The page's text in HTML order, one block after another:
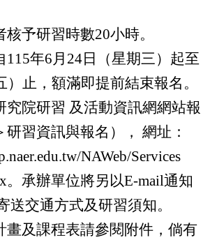
核予研習時數20小時。
115年6月24日（星期三）起至
）止，額滿即提前結束報名。
究院研習 及活動資訊網網站報
習資訊與報名）， 網址：
NAWeb/Services
。承辦單位將另以E-mail通知
送交通方式及研習須知。
畫及課程表請參閱附件，倘有